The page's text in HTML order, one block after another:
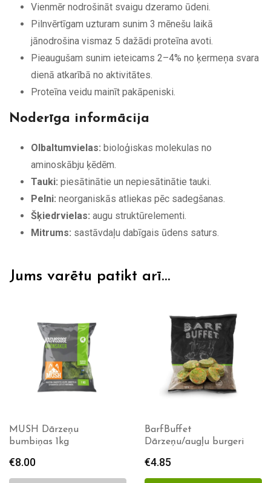
Vienmēr nodrošināt svaigu dzeramo ūdeni.
Pilnvērtīgam uzturam sunim 3 mēnešu laikā
jānodrošina vismaz 5 dažādi proteīna avoti.
Pieaugušam sunim ieteicams 2–4% no ķermeņa svara
dienā atkarībā no aktivitātes.
Proteīna veidu mainīt pakāpeniski.
Noderīga informācija
Olbaltumvielas: bioloģiskas molekulas no
aminoskābju ķēdēm.
Tauki: piesātinātie un nepiesātinātie tauki.
Pelni: neorganiskās atliekas pēc sadegšanas.
Šķiedrvielas: augu struktūrelementi.
Mitrums: sastāvdaļu dabīgais ūdens saturs.
Jums varētu patikt arī…
BarfBuffet
Dārzeņu/augļu burgeri
€4.85
BarfBuffet VitaMin 500g
16.00
PIEVIENOT GROZAM